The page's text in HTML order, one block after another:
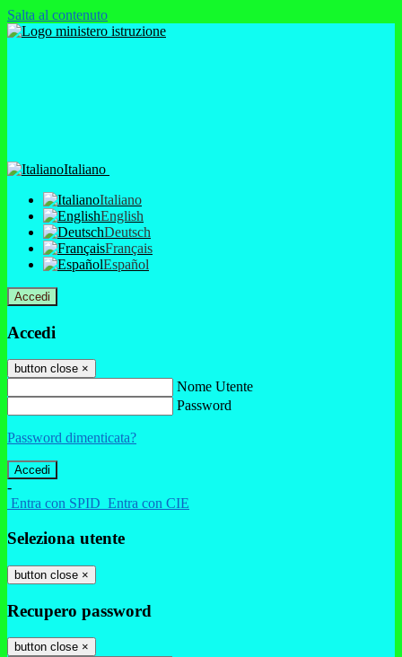
Salta al contenuto
Italiano
Italiano
English
Deutsch
Français
Español
Accedi
Accedi
button close ×
Nome Utente
Password
Password dimenticata?
-
Entra con SPID Entra con CIE
Seleziona utente
button close ×
Recupero password
button close ×